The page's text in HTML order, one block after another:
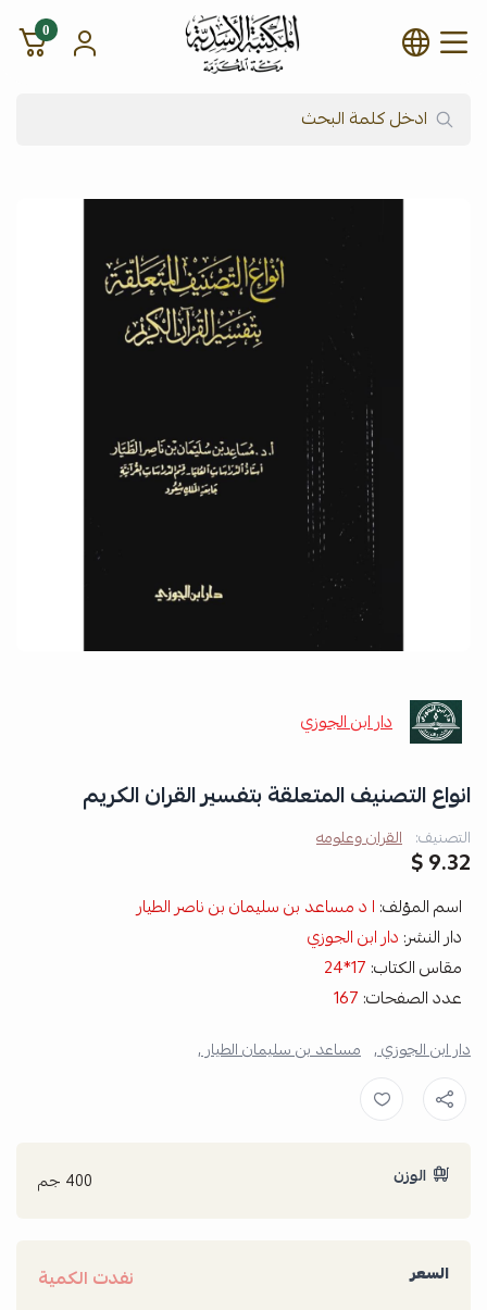
شركة المكتبة الأسدية للنشر
0
دار ابن الجوزي
انواع التصنيف المتعلقة بتفسير القران الكريم
التصنيف: القران وعلومه
9.32 $
اسم المؤلف: ا د مساعد بن سليمان بن ناصر الطيار
دار النشر: دار ابن الجوزي
مقاس الكتاب: 17*24
عدد الصفحات: 167
دار ابن الجوزي , مساعد بن سليمان الطيار ,
الوزن 400 جم
السعر نفدت الكمية